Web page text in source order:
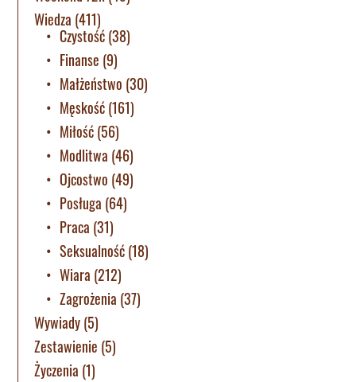
Wiedza (411)
Czystość(38)
Finanse (9)
Małżeństwo (30)
Męskość(161)
Miłość(56)
Modlitwa (46)
Ojcostwo (49)
Posługa (64)
Praca (31)
Seksualność(18)
Wiara (212)
Zagrożenia (37)
Wywiady(5)
Zestawienie (5)
Życzenia (1)